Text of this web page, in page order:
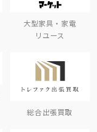
大型家具・家電
リユース
総合出張買取